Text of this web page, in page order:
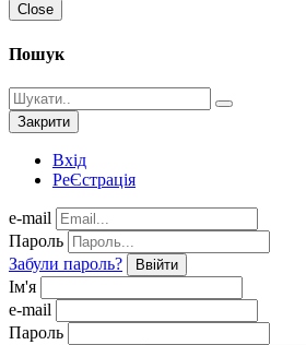
Close
Пошук
Закрити
Вхід
РеЄстрація
e-mail
Пароль
Забули пароль?
Ввійти
Ім'я
e-mail
Пароль